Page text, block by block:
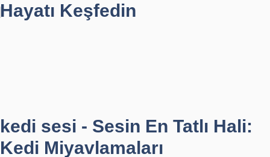
Hayatı Keşfedin
kedi sesi - Sesin En Tatlı Hali:
Kedi Miyavlamaları